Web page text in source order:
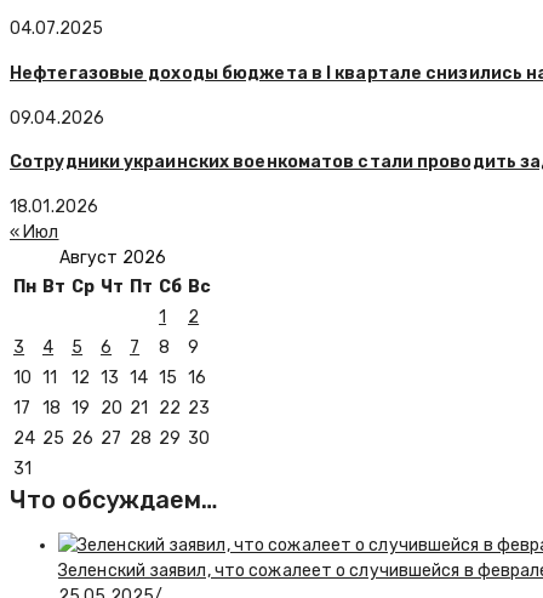
04.07.2025
Нефтегазовые доходы бюджета в I квартале снизились
09.04.2026
Сотрудники украинских военкоматов стали проводить
18.01.2026
« Июл
Август 2026
Пн Вт Ср Чт Пт Сб Вс
1
2
3
4 5 6 7 8
9
10 11 12 13 14 15 16
17
18 19 20 21 22 23
24 25 26 27 28 29 30
31
Что обсуждаем…
Зеленский заявил, что сожалеет о случившейся в